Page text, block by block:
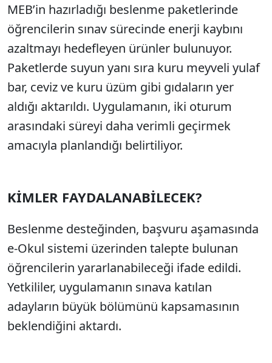
MEB’in hazırladığı beslenme paketlerinde
öğrencilerin sınav sürecinde enerji kaybını
azaltmayı hedefleyen ürünler bulunuyor.
Paketlerde suyun yanı sıra kuru meyveli yulaf
bar, ceviz ve kuru üzüm gibi gıdaların yer
aldığı aktarıldı. Uygulamanın, iki oturum
arasındaki süreyi daha verimli geçirmek
amacıyla planlandığı belirtiliyor.
KİMLER FAYDALANABİLECEK?
Beslenme desteğinden, başvuru aşamasında
e-Okul sistemi üzerinden talepte bulunan
öğrencilerin yararlanabileceği ifade edildi.
Yetkililer, uygulamanın sınava katılan
adayların büyük bölümünü kapsamasının
beklendiğini aktardı.